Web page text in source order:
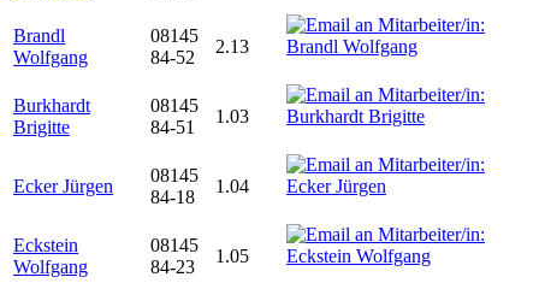
Brandl
Wolfgang
08145
84-52
2.13
Burkhardt
Brigitte
08145
84-51
1.03
Ecker Jürgen
08145
84-18
1.04
Eckstein
Wolfgang
08145
84-23
1.05